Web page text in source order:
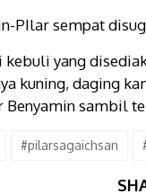
PIlar sempat
kebuli yang
kuning, daging
Benyamin sambil
#pilarsagaichsan